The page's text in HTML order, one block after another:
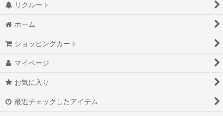
アイスクォーツ
アイリスクォーツ
リクルート
ホーム
ショッピングカート
マイページ
お気に入り
最近チェックしたアイテム